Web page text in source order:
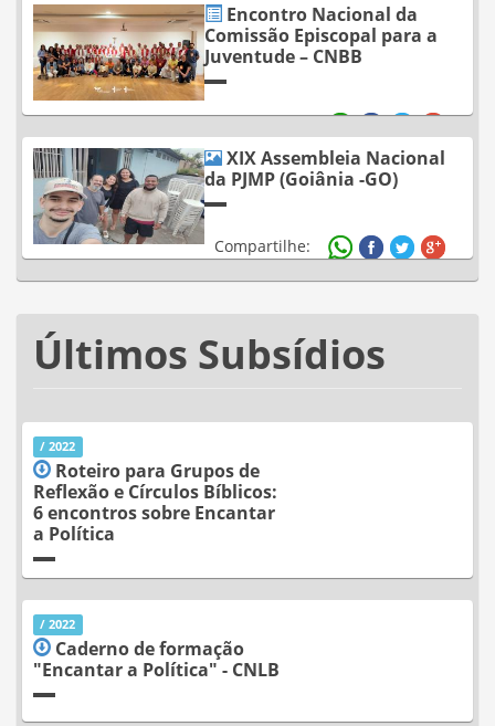
Encontro Nacional da
Comissão Episcopal para a
Juventude – CNBB
Compartilhe:
XIX Assembleia Nacional
da PJMP (Goiânia -GO)
Compartilhe:
Últimos Subsídios
/ 2022
Roteiro para Grupos de
Reflexão e Círculos Bíblicos:
6 encontros sobre Encantar
a Política
/ 2022
Caderno de formação
"Encantar a Política" - CNLB